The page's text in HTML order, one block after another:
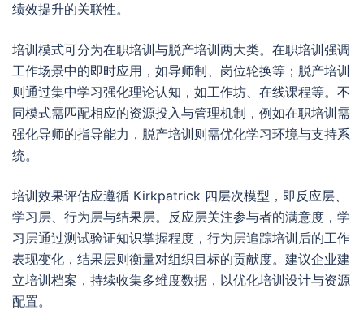
绩效提升的关联性。
培训模式可分为在职培训与脱产培训两大类。在职培训强调
工作场景中的即时应用，如导师制、岗位轮换等；脱产培训
则通过集中学习强化理论认知，如工作坊、在线课程等。不
同模式需匹配相应的资源投入与管理机制，例如在职培训需
强化导师的指导能力，脱产培训则需优化学习环境与支持系
统。
培训效果评估应遵循 Kirkpatrick 四层次模型，即反应层、
学习层、行为层与结果层。反应层关注参与者的满意度，学
习层通过测试验证知识掌握程度，行为层追踪培训后的工作
表现变化，结果层则衡量对组织目标的贡献度。建议企业建
立培训档案，持续收集多维度数据，以优化培训设计与资源
配置。